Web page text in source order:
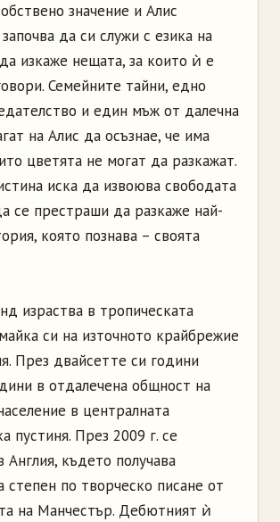
значение и Алис
да си служи с езика на
изкаже нещата, за които ѝ е
Семейните тайни, едно
и един мъж от далечна
на Алис да осъзнае, че има
цветята не могат да разкажат.
иска да извоюва свободата
се престраши да разкаже най-
която познава – своята
израства в тропическата
си на източното крайбрежие
През двайсетте си години
в отдалечена общност на
в централната
пустиня. През 2009 г. се
Англия, където получава
степен по творческо писане от
на Манчестър. Дебютният ѝ